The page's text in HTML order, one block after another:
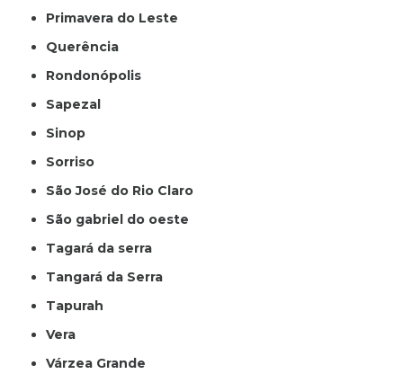
Primavera do Leste
Querência
Rondonópolis
Sapezal
Sinop
Sorriso
São José do Rio Claro
São gabriel do oeste
Tagará da serra
Tangará da Serra
Tapurah
Vera
Várzea Grande